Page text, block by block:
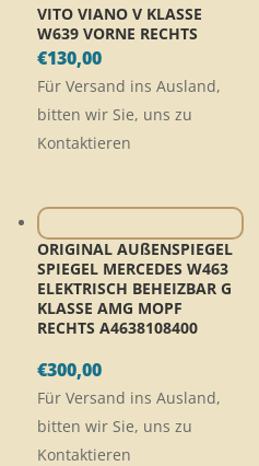
VITO VIANO V KLASSE
W639 VORNE RECHTS
€130,00
Für Versand ins Ausland,
bitten wir Sie, uns zu
Kontaktieren
ORIGINAL AUßENSPIEGEL
SPIEGEL MERCEDES W463
ELEKTRISCH BEHEIZBAR G
KLASSE AMG MOPF
RECHTS A4638108400
€300,00
Für Versand ins Ausland,
bitten wir Sie, uns zu
Kontaktieren